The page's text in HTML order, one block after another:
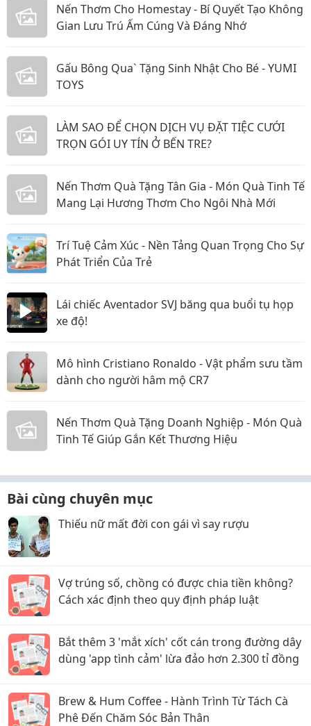
Nến Thơm Cho Homestay - Bí Quyết Tạo Không
Gian Lưu Trú Ấm Cúng Và Đáng Nhớ
Gấu Bông Qua` Tặng Sinh Nhật Cho Bé - YUMI
TOYS
LÀM SAO ĐỂ CHỌN DỊCH VỤ ĐẶT TIỆC CƯỚI
TRỌN GÓI UY TÍN Ở BẾN TRE?
Nến Thơm Quà Tặng Tân Gia - Món Quà Tinh Tế
Mang Lại Hương Thơm Cho Ngôi Nhà Mới
Trí Tuệ Cảm Xúc - Nền Tảng Quan Trọng Cho Sự
Phát Triển Của Trẻ
Lái chiếc Aventador SVJ băng qua buổi tụ họp
xe độ!
Mô hình Cristiano Ronaldo - Vật phẩm sưu tầm
dành cho người hâm mộ CR7
Nến Thơm Quà Tặng Doanh Nghiệp - Món Quà
Tinh Tế Giúp Gắn Kết Thương Hiệu
Bài cùng chuyên mục
Thiếu nữ mất đời con gái vì say rượu
Vợ trúng số, chồng có được chia tiền không?
Cách xác định theo quy định pháp luật
Bắt thêm 3 'mắt xích' cốt cán trong đường dây
dùng 'app tình cảm' lừa đảo hơn 2.300 tỉ đồng
Brew & Hum Coffee - Hành Trình Từ Tách Cà
Phê Đến Chăm Sóc Bản Thân